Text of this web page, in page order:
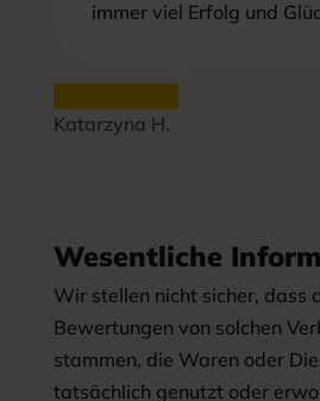
immer viel Erfolg und
Katarzyna H.
Wesentliche
Wir stellen nicht sicher, dass
Bewertungen von solchen
stammen, die Waren oder
tatsächlich genutzt oder